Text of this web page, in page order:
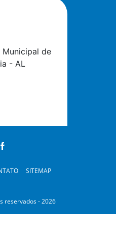
SITEMAP
reservados - 2026